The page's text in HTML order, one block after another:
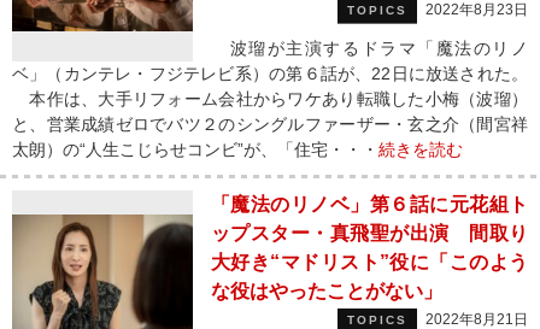
TOPICS 2022年8月23日
波瑠が主演するドラマ「魔法のリノ
ベ」（カンテレ・フジテレビ系）の第６話が、22日に放送された。
本作は、大手リフォーム会社からワケあり転職した小梅（波瑠）
と、営業成績ゼロでバツ２のシングルファーザー・玄之介（間宮祥
太朗）の“人生こじらせコンビ”が、「住宅・・・ 続きを読む
「魔法のリノベ」第６話に元花組ト
ップスター・真飛聖が出演 間取り
大好き“マドリスト”役に「このよう
な役はやったことがない」
TOPICS 2022年8月21日